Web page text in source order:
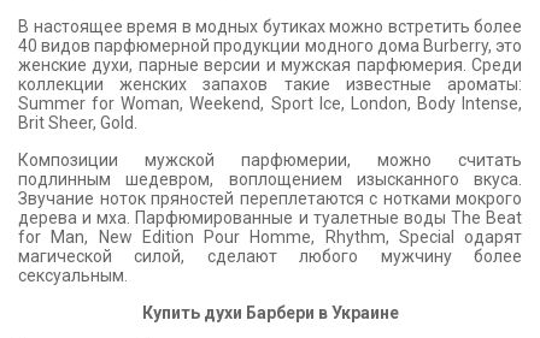
В настоящее время в модных бутиках можно встретить более
40 видов парфюмерной продукции модного дома Burberry, это
женские духи, парные версии и мужская парфюмерия. Среди
коллекции женских запахов такие известные ароматы:
Summer for Woman, Weekend, Sport Ice, London, Body Intense,
Brit Sheer, Gold.
Композиции мужской парфюмерии, можно считать
подлинным шедевром, воплощением изысканного вкуса.
Звучание ноток пряностей переплетаются с нотками мокрого
дерева и мха. Парфюмированные и туалетные воды The Beat
for Man, New Edition Pour Homme, Rhythm, Special одарят
магической силой, сделают любого мужчину более
сексуальным.
Купить духи Барбери в Украине